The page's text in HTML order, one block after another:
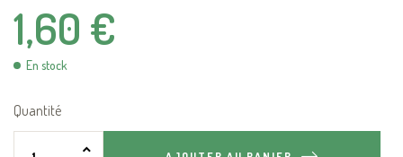
1,60 €
En stock
Quantité